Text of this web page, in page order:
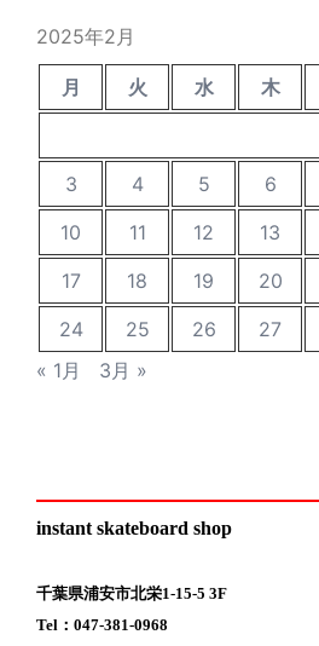
2025年2月
月 火 水 木
3
4 5 6
10
11 12 13
17
18 19 20
24
25 26 27
« 1月
3月 »
instant skateboard shop
千葉県浦安市北栄1-15-5 3F
Tel：047-381-0968